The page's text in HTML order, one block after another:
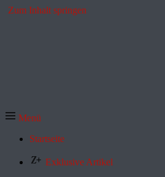
Zum Inhalt springen
Menü
Startseite
Exklusive Artikel